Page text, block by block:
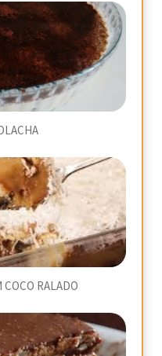
COCO RALADO